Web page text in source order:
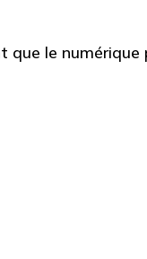
que le